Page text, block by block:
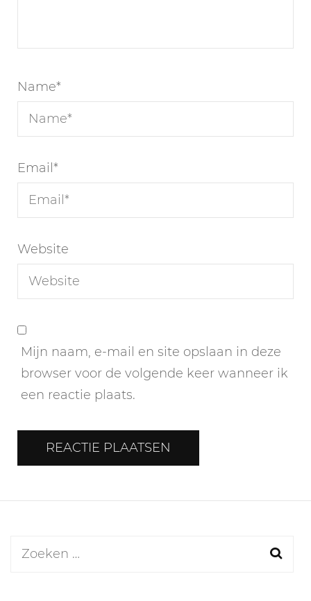
Name*
Email *
Website
Mijn naam, e-mail en site opslaan in deze
browser voor de volgende keer wanneer ik
een reactie plaats.
Zoeken